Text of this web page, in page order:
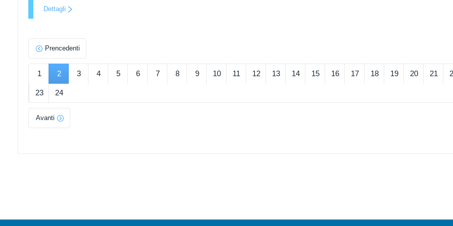
Dettagli
Prencedenti
1 2 3 4 5 6 7 8 9 10 11 12 13 14 15 16 17 18 19 20 21
23 24
Avanti